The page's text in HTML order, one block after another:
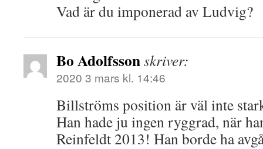
Vad är du imponerad av Ludvig?
Bo Adolfssonskriver:
2020 3 mars kl. 14:46
Billströms position är väl inte
Han hade ju ingen ryggrad, när
Reinfeldt 2013! Han borde ha